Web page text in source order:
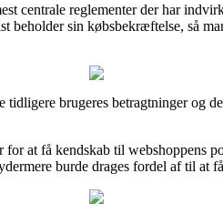
centrale reglementer der har
beholder sin købsbekræftelse, så
brugeres betragtninger og
at få kendskab til webshoppens
burde drages fordel af til at